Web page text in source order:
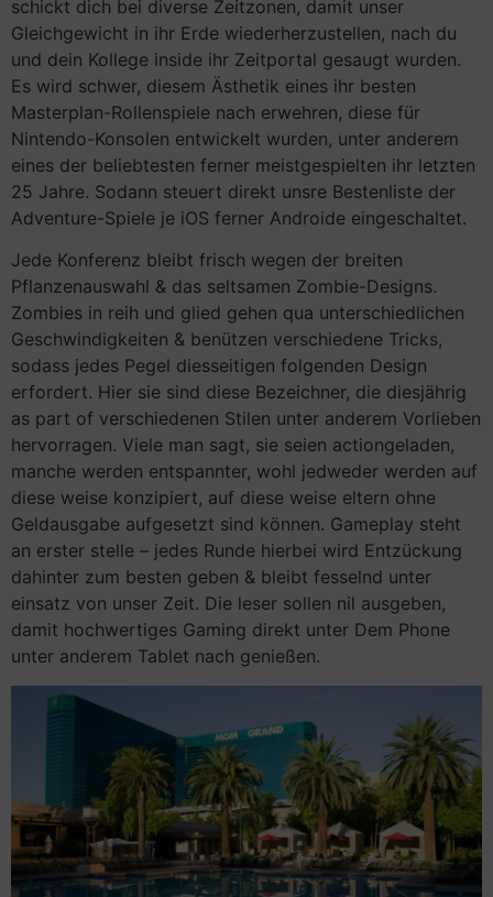
schickt dich bei diverse Zeitzonen, damit unser
Gleichgewicht in ihr Erde wiederherzustellen, nach du
und dein Kollege inside ihr Zeitportal gesaugt wurden.
Es wird schwer, diesem Ästhetik eines ihr besten
Masterplan-Rollenspiele nach erwehren, diese für
Nintendo-Konsolen entwickelt wurden, unter anderem
eines der beliebtesten ferner meistgespielten ihr letzten
25 Jahre. Sodann steuert direkt unsre Bestenliste der
Adventure-Spiele je iOS ferner Androide eingeschaltet.
Jede Konferenz bleibt frisch wegen der breiten
Pflanzenauswahl & das seltsamen Zombie-Designs.
Zombies in reih und glied gehen qua unterschiedlichen
Geschwindigkeiten & benützen verschiedene Tricks,
sodass jedes Pegel diesseitigen folgenden Design
erfordert. Hier sie sind diese Bezeichner, die diesjährig
as part of verschiedenen Stilen unter anderem Vorlieben
hervorragen. Viele man sagt, sie seien actiongeladen,
manche werden entspannter, wohl jedweder werden auf
diese weise konzipiert, auf diese weise eltern ohne
Geldausgabe aufgesetzt sind können. Gameplay steht
an erster stelle – jedes Runde hierbei wird Entzückung
dahinter zum besten geben & bleibt fesselnd unter
einsatz von unser Zeit. Die leser sollen nil ausgeben,
damit hochwertiges Gaming direkt unter Dem Phone
unter anderem Tablet nach genießen.